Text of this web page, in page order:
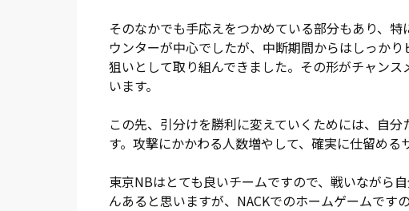
そのなかでも手応えをつかめている部分もあり、
ウンターが中心でしたが、中断期間からはしっか
狙いとして取り組んできました。その形がチャン
います。
この先、引分けを勝利に変えていくためには、自
す。攻撃にかかわる人数増やして、確実に仕留める
東京NBはとても良いチームですので、戦いながら
んあると思いますが、NACKでのホームゲームです